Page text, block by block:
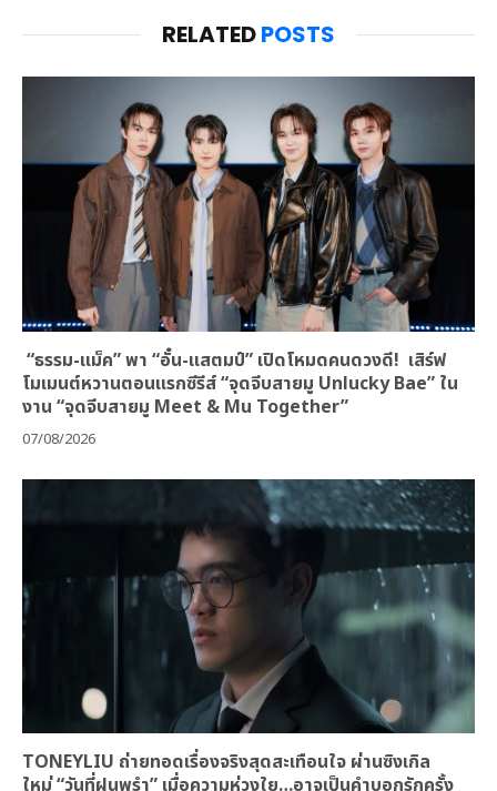
RELATEDPOSTS
“ธรรม-แม็ค” พา “อั๋น-แสตมป์” เปิดโหมดคนดวงดี! เสิร์ฟ
โมเมนต์หวานตอนแรกซีรีส์ “จุดจีบสายมู Unlucky Bae” ใน
งาน “จุดจีบสายมู Meet & Mu Together”
07/08/2026
TONEYLIU ถ่ายทอดเรื่องจริงสุดสะเทือนใจ ผ่านซิงเกิล